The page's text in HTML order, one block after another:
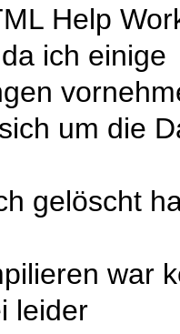
Help
ich einige
um die
gelöscht
war
leider